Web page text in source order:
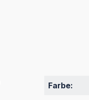
Farbe: